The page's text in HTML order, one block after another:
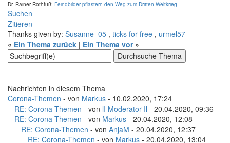
Dr. Rainer Rothfuß: Feindbilder pflastern den Weg zum Dritten Weltkrieg
Suchen
Zitieren
Thanks given by: Susanne_05 , ticks for free , urmel57
« Ein Thema zurück | Ein Thema vor»
Nachrichten in diesem Thema
Corona-Themen - von Markus - 10.02.2020, 17:24
RE: Corona-Themen - von lI Moderator Il - 20.04.2020, 09:36
RE: Corona-Themen - von Markus - 20.04.2020, 12:08
RE: Corona-Themen - von AnjaM - 20.04.2020, 12:37
RE: Corona-Themen - von Markus - 20.04.2020, 13:04